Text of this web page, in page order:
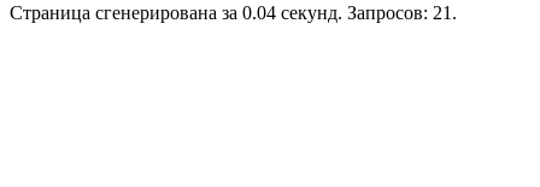
Страница сгенерирована за 0.04 секунд. Запросов: 21.